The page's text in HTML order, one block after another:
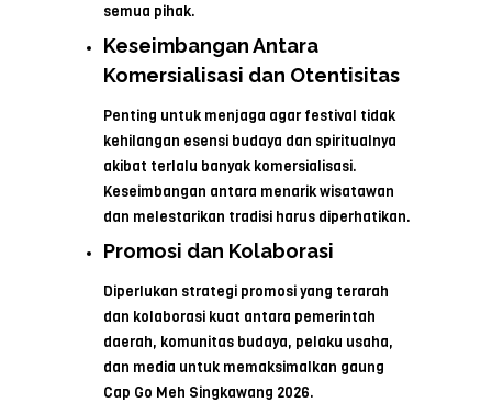
semua pihak.
Keseimbangan Antara
Komersialisasi dan Otentisitas
Penting untuk menjaga agar festival tidak
kehilangan esensi budaya dan spiritualnya
akibat terlalu banyak komersialisasi.
Keseimbangan antara menarik wisatawan
dan melestarikan tradisi harus diperhatikan.
Promosi dan Kolaborasi
Diperlukan strategi promosi yang terarah
dan kolaborasi kuat antara pemerintah
daerah, komunitas budaya, pelaku usaha,
dan media untuk memaksimalkan gaung
Cap Go Meh Singkawang 2026.